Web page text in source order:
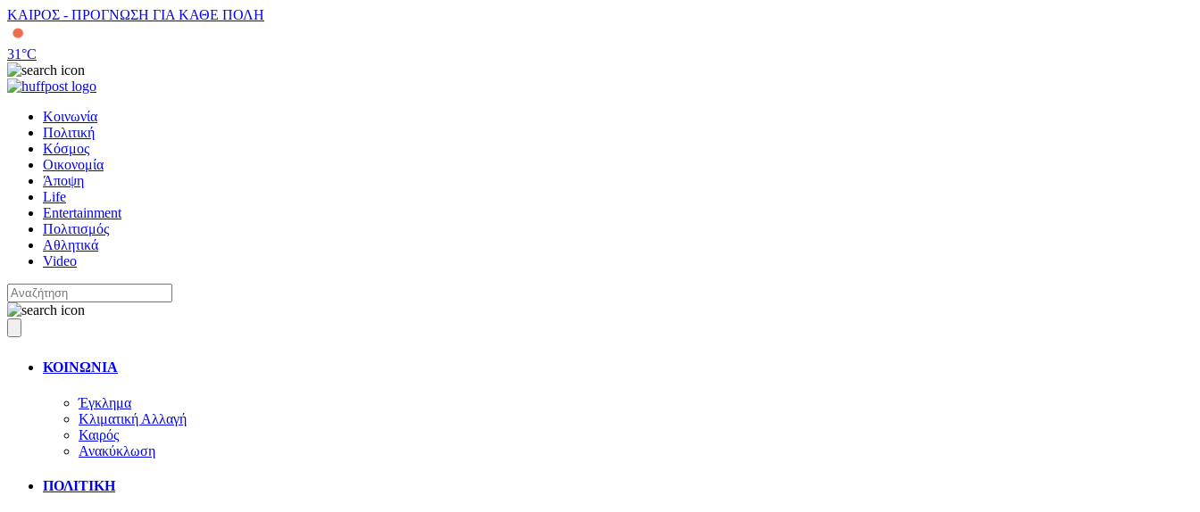
ΚΑΙΡΟΣ - ΠΡΟΓΝΩΣΗ ΓΙΑ ΚΑΘΕ ΠΟΛΗ
31°C
Κοινωνία
Πολιτική
Κόσμος
Οικονομία
Άποψη
Life
Entertainment
Πολιτισμός
Αθλητικά
Video
ΚΟΙΝΩΝΙΑ
Έγκλημα
Κλιματική Αλλαγή
Καιρός
Ανακύκλωση
ΠΟΛΙΤΙΚΗ